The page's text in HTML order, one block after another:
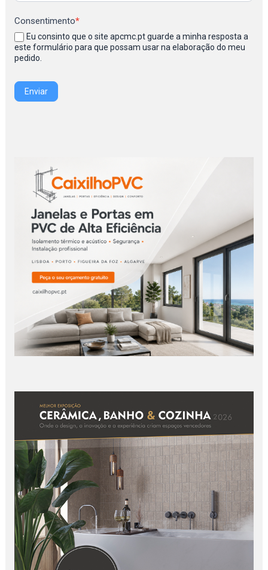
Consentimento*
Eu consinto que o site apcmc.pt guarde a minha resposta a
este formulário para que possam usar na elaboração do meu
pedido.
Enviar